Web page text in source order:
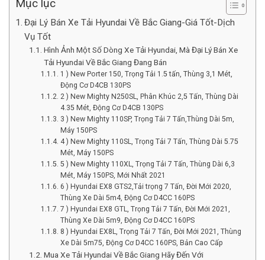
Mục lục
Đại Lý Bán Xe Tải Hyundai Về Bắc Giang-Giá Tốt-Dịch
Vụ Tốt
Hình Ảnh Một Số Dòng Xe Tải Hyundai, Mà Đại Lý Bán Xe
Tải Hyundai Về Bắc Giang Đang Bán
1 ) New Porter 150, Trọng Tải 1.5 tấn, Thùng 3,1 Mét,
Động Cơ D4CB 130PS
2 ) New Mighty N250SL, Phân Khúc 2,5 Tấn, Thùng Dài
4.35 Mét, Động Cơ D4CB 130PS
3 ) New Mighty 110SP, Trọng Tải 7 Tấn,Thùng Dài 5m,
Máy 150PS
4 ) New Mighty 110SL, Trọng Tải 7 Tấn, Thùng Dài 5.75
Mét, Máy 150PS
5 ) New Mighty 110XL, Trọng Tải 7 Tấn, Thùng Dài 6,3
Mét, Máy 150PS, Mới Nhất 2021
6 ) Hyundai EX8 GTS2,Tải trọng 7 Tấn, Đời Mới 2020,
Thùng Xe Dài 5m4, Động Cơ D4CC 160PS
7 ) Hyundai EX8 GTL, Trọng Tải 7 Tấn, Đời Mới 2021,
Thùng Xe Dài 5m9, Động Cơ D4CC 160PS
8 ) Hyundai EX8L, Trọng Tải 7 Tấn, Đời Mới 2021, Thùng
Xe Dài 5m75, Động Cơ D4CC 160PS, Bản Cao Cấp
Mua Xe Tải Hyundai Về Bắc Giang Hãy Đến Với